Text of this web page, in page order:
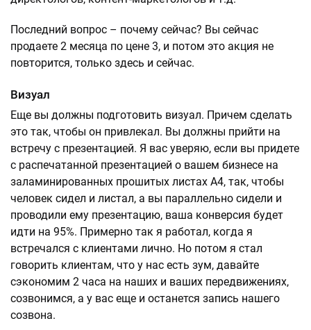
Последний вопрос – почему сейчас? Вы сейчас
продаете 2 месяца по цене 3, и потом это акция не
повторится, только здесь и сейчас.
Визуал
Еще вы должны подготовить визуал. Причем сделать
это так, чтобы он привлекал. Вы должны прийти на
встречу с презентацией. Я вас уверяю, если вы придете
с распечатанной презентацией о вашем бизнесе на
заламинированных прошитых листах А4, так, чтобы
человек сидел и листал, а вы параллельно сидели и
проводили ему презентацию, ваша конверсия будет
идти на 95%. Примерно так я работал, когда я
встречался с клиентами лично. Но потом я стал
говорить клиентам, что у нас есть зум, давайте
сэкономим 2 часа на наших и ваших передвижениях,
созвонимся, а у вас еще и останется запись нашего
созвона.